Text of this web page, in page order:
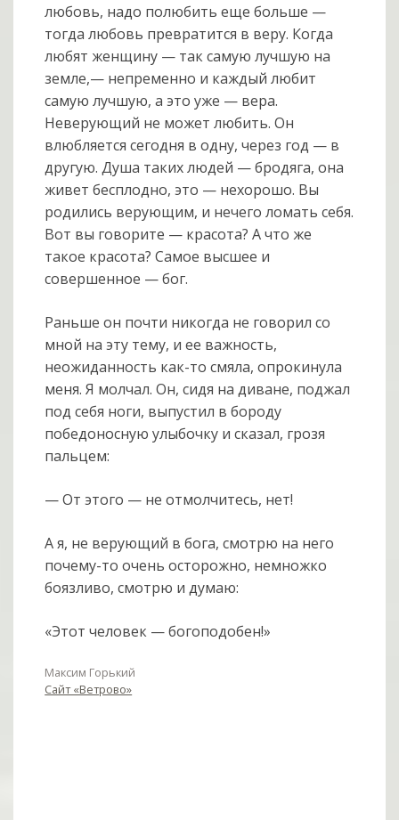
любовь, надо полюбить еще больше —
тогда любовь превратится в веру. Когда
любят женщину — так самую лучшую на
земле,— непременно и каждый любит
самую лучшую, а это уже — вера.
Неверующий не может любить. Он
влюбляется сегодня в одну, через год — в
другую. Душа таких людей — бродяга, она
живет бесплодно, это — нехорошо. Вы
родились верующим, и нечего ломать себя.
Вот вы говорите — красота? А что же
такое красота? Самое высшее и
совершенное — бог.
Раньше он почти никогда не говорил со
мной на эту тему, и ее важность,
неожиданность как-то смяла, опрокинула
меня. Я молчал. Он, сидя на диване, поджал
под себя ноги, выпустил в бороду
победоносную улыбочку и сказал, грозя
пальцем:
— От этого — не отмолчитесь, нет!
А я, не верующий в бога, смотрю на него
почему-то очень осторожно, немножко
боязливо, смотрю и думаю:
«Этот человек — богоподобен!»
Максим Горький
Сайт «Ветрово»